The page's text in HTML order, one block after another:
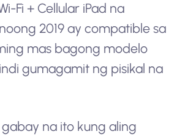
Fi + Cellular iPad na
2019 ay compatible sa
mas bagong modelo
gumagamit ng pisikal na
na ito kung aling